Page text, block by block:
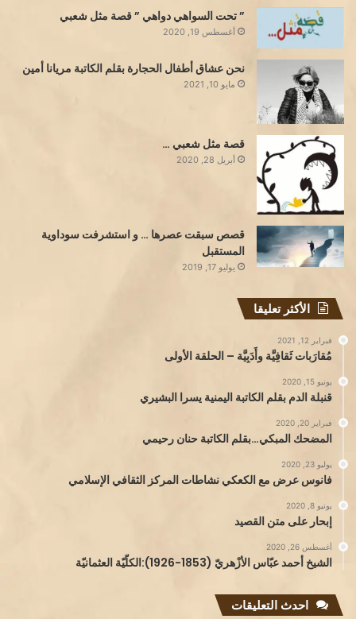
” تحت السواهي دواهي ” قصة مثل شعبي
أغسطس 19, 2020
نحن عشاق أطفال الحجارة بقلم الكاتبة مريانا أمين
مايو 10, 2021
قصة مثل شعبي …
أبريل 28, 2020
قصص سبقت عصرها … و استشرفت سوداوية
المستقبل
يوليو 17, 2019
الأكثر تعليقا
فبراير 12, 2021
مُقارَبات ثَقافِيَّة وأَدَبِيَّة – الحلقة الأولى
يونيو 15, 2020
قنبلة الدم بقلم الكاتبة اليمنية يسرا البشيري
فبراير 20, 2020
المضحك المبكي…بقلم الكاتبة حنان رحيمي
يوليو 23, 2020
فانوس عرض مع الكعكي نشاطات المركز الثقافي الإسلامي
يونيو 8, 2020
إبحار على متن القصيد
أغسطس 26, 2020
الشيخ أحمد عبّاس الأزْهريّ (1853-1926):الكلّيّة العثمانيّة
احدث التعليقات